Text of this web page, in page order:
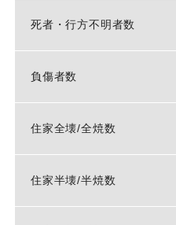
死者・行方不明者数
負傷者数
住家全壊/全焼数
住家半壊/半焼数